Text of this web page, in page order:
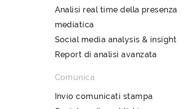
Analisi real time della presenza
mediatica
Social media analysis & insight
Report di analisi avanzata
Comunica
Invio comunicati stampa